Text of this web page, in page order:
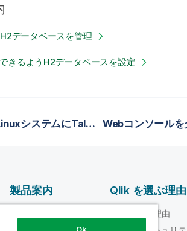
データベースを管理
きるようH2データベースを設定
systemdベースのLinuxシステムにTalend LogServerをサービスとしてインストール
製品案内
品質
Qlik を選ぶ理由
Qlik を選ぶ理由